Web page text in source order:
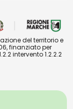
del territorio e
finanziato per
intervento 1.2.2.2